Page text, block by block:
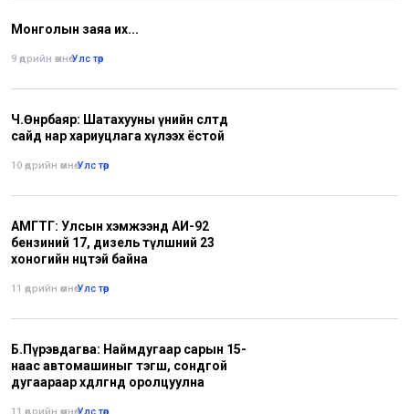
Монголын заяа их...
9 өдрийн өмнө•Улс төр
Ч.Өнөрбаяр: Шатахууны үнийн өсөлтөд
сайд нар хариуцлага хүлээх ёстой
10 өдрийн өмнө•Улс төр
АМГТГ: Улсын хэмжээнд АИ-92
бензиний 17, дизель түлшний 23
хоногийн нөөцтэй байна
11 өдрийн өмнө•Улс төр
Б.Пүрэвдагва: Наймдугаар сарын 15-
наас автомашиныг тэгш, сондгой
дугаараар хөдөлгөөнд оролцуулна